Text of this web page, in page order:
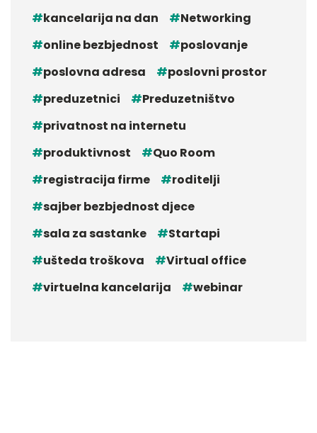
kancelarija na dan
Networking
online bezbjednost
poslovanje
poslovna adresa
poslovni prostor
preduzetnici
Preduzetništvo
privatnost na internetu
produktivnost
Quo Room
registracija firme
roditelji
sajber bezbjednost djece
sala za sastanke
Startapi
ušteda troškova
Virtual office
virtuelna kancelarija
webinar